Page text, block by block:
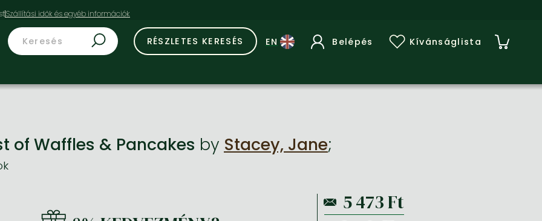
RÉSZLETES KERESÉS Belépés Kívánságlista
of Waffles & Pancakes by Stacey, Jane;